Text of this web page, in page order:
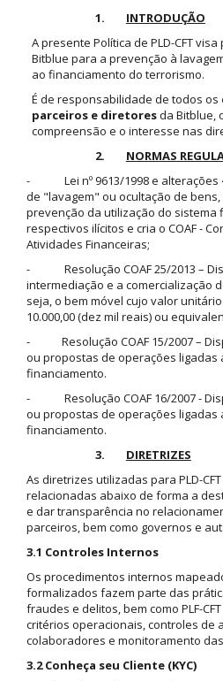
1. INTRODUÇÃO
A presente Política de PLD-CFT
Bitblue para a prevenção à
ao financiamento do terrorismo.
É de responsabilidade de todos os
parceiros e diretoresda Bitblue,
compreensão e o interesse nas
2. NORMAS
- Lei nº 9613/1998 e alterações
de "lavagem" ou ocultação de
prevenção da utilização do sistema
respectivos ilícitos e cria o COAF -
Atividades Financeiras;
- Resolução COAF 25/2013 –
intermediação e a comercialização
seja, o bem móvel cujo valor
10.000,00 (dez mil reais) ou
- Resolução COAF 15/2007 –
ou propostas de operações ligadas
financiamento.
- Resolução COAF 16/2007 -
ou propostas de operações ligadas
financiamento.
3. DIRETRIZES
As diretrizes utilizadas para PLD-
relacionadas abaixo de forma a
e dar transparência no
parceiros, bem como governos e
3.1 Controles Internos
Os procedimentos internos
formalizados fazem parte das
fraudes e delitos, bem como PLF-
critérios operacionais, controles de
colaboradores e monitoramento
3.2 Conheça seu Cliente (KYC)